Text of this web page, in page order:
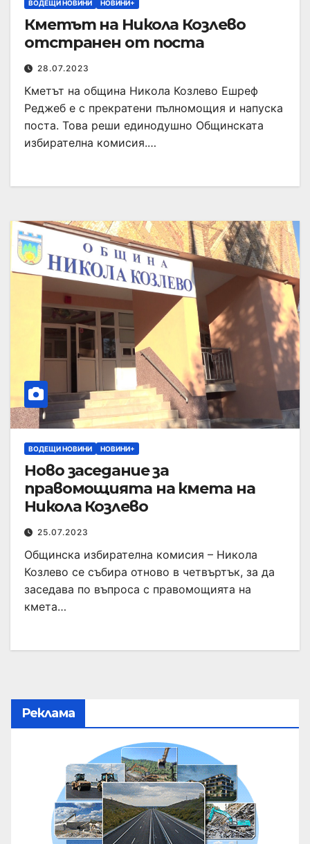
ВОДЕЩИ НОВИНИ НОВИНИ+
Кметът на Никола Козлево
отстранен от поста
28.07.2023
Кметът на община Никола Козлево Ешреф
Реджеб е с прекратени пълномощия и напуска
поста. Това реши единодушно Общинската
избирателна комисия.…
ВОДЕЩИ НОВИНИ НОВИНИ+
Ново заседание за
правомощията на кмета на
Никола Козлево
25.07.2023
Общинска избирателна комисия – Никола
Козлево се събира отново в четвъртък, за да
заседава по въпроса с правомощията на
кмета…
Реклама